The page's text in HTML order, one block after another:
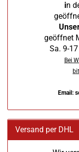
in
geöffnet
Sa. 9-
Bei
Email:
Versand per DHL